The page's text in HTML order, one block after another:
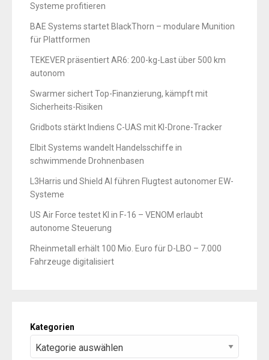
Systeme profitieren
BAE Systems startet BlackThorn – modulare Munition
für Plattformen
TEKEVER präsentiert AR6: 200-kg-Last über 500 km
autonom
Swarmer sichert Top-Finanzierung, kämpft mit
Sicherheits-Risiken
Gridbots stärkt Indiens C-UAS mit KI-Drone-Tracker
Elbit Systems wandelt Handelsschiffe in
schwimmende Drohnenbasen
L3Harris und Shield AI führen Flugtest autonomer EW-
Systeme
US Air Force testet KI in F-16 – VENOM erlaubt
autonome Steuerung
Rheinmetall erhält 100 Mio. Euro für D-LBO – 7.000
Fahrzeuge digitalisiert
Kategorien